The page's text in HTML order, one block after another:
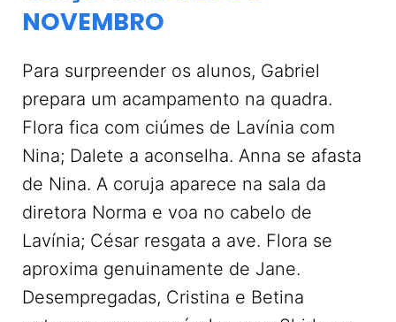
NOVEMBRO
Para surpreender os alunos, Gabriel
prepara um acampamento na quadra.
Flora fica com ciúmes de Lavínia com
Nina; Dalete a aconselha. Anna se afasta
de Nina. A coruja aparece na sala da
diretora Norma e voa no cabelo de
Lavínia; César resgata a ave. Flora se
aproxima genuinamente de Jane.
Desempregadas, Cristina e Betina